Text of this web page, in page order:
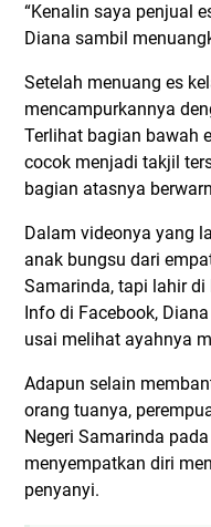
“Kenalin saya penjual
Diana sambil
Setelah menuang es
mencampurkannya
Terlihat bagian bawah
cocok menjadi takjil
bagian atasnya
Dalam videonya yang
anak bungsu dari
Samarinda, tapi lahir
Info di Facebook,
usai melihat ayahnya
Adapun selain
orang tuanya,
Negeri Samarinda
menyempatkan diri
penyanyi.